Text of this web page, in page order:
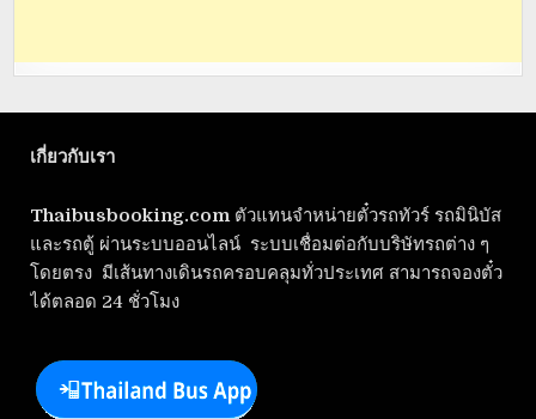
เกี่ยวกับเรา
Thaibusbooking.com ตัวแทนจำหน่ายตั๋วรถทัวร์ รถมินิบัส
และรถตู้ ผ่านระบบออนไลน์ ระบบเชื่อมต่อกับบริษัทรถต่าง ๆ
โดยตรง มีเส้นทางเดินรถครอบคลุมทั่วประเทศ สามารถจองตั๋ว
ได้ตลอด 24 ชั่วโมง